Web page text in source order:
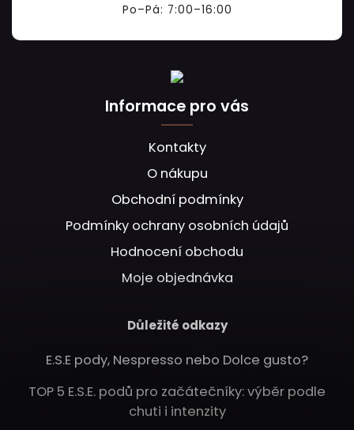
Po–Pá: 7:00–16:00
Informace pro vás
Kontakty
O nákupu
Obchodní podmínky
Podmínky ochrany osobních údajů
Hodnocení obchodu
Moje objednávka
Důležité odkazy
E.S.E pody, Nespresso nebo Dolce gusto?
TOP 5 E.S.E. podů pro začátečníky: výběr podle
chuti i intenzity